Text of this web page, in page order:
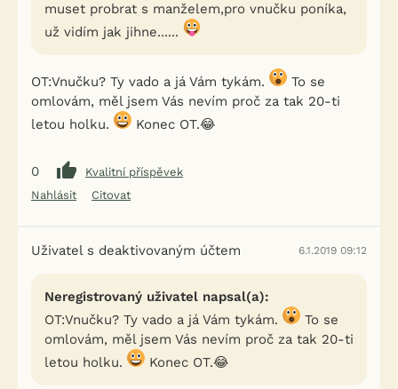
muset probrat s manželem,pro vnučku poníka,
už vidím jak jihne......
OT:Vnučku? Ty vado a já Vám tykám.
To se
omlovám, měl jsem Vás nevím proč za tak 20-ti
letou holku.
Konec OT.😂
0
Kvalitní příspěvek
Nahlásit
Citovat
Uživatel s deaktivovaným účtem 6.1.2019 09:12
Neregistrovaný uživatel napsal(a):
OT:Vnučku? Ty vado a já Vám tykám.
To se
omlovám, měl jsem Vás nevím proč za tak 20-ti
letou holku.
Konec OT.😂